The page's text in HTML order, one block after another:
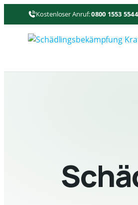
Kostenloser Anruf:0800 1553 5544